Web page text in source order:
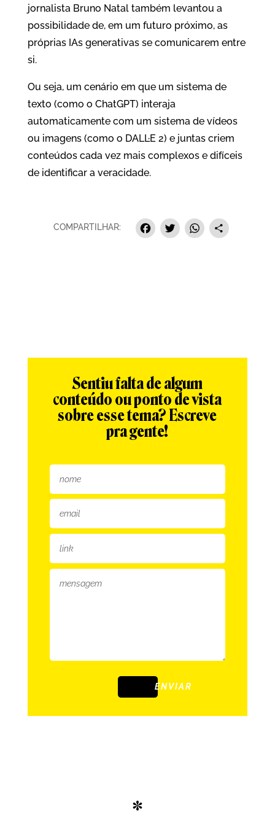
jornalista Bruno Natal também levantou a
possibilidade de, em um futuro próximo, as
próprias IAs generativas se comunicarem entre
si.
Ou seja, um cenário em que um sistema de
texto (como o ChatGPT) interaja
automaticamente com um sistema de vídeos
ou imagens (como o DALL·E 2) e juntas criem
conteúdos cada vez mais complexos e difíceis
de identificar a veracidade.
COMPARTILHAR: Facebook
Twitter
Sentiu falta de algum
conteúdo ou ponto de vista
sobre esse tema? Escreve
pra gente!
ENVIAR
*